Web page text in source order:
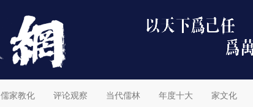
儒家教化 评论观察 当代儒林 年度十大 家文化